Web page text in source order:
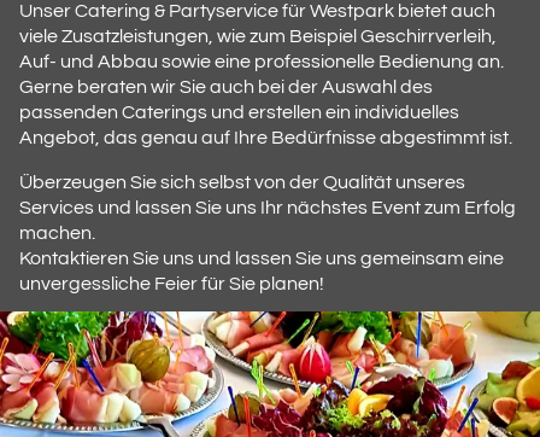
Unser Catering & Partyservice für Westpark bietet auch
viele Zusatzleistungen, wie zum Beispiel Geschirrverleih,
Auf- und Abbau sowie eine professionelle Bedienung an.
Gerne beraten wir Sie auch bei der Auswahl des
passenden Caterings und erstellen ein individuelles
Angebot, das genau auf Ihre Bedürfnisse abgestimmt ist.
Überzeugen Sie sich selbst von der Qualität unseres
Services und lassen Sie uns Ihr nächstes Event zum Erfolg
machen.
Kontaktieren Sie uns und lassen Sie uns gemeinsam eine
unvergessliche Feier für Sie planen!